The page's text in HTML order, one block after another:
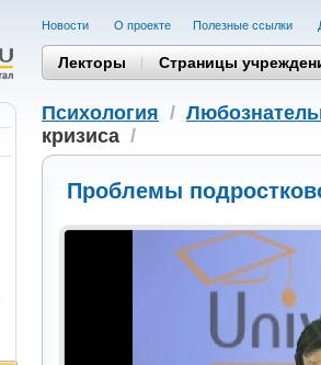
Новости О проекте Полезные cсылки
Лекторы Страницы
Психология /
кризиса /
Проблемы